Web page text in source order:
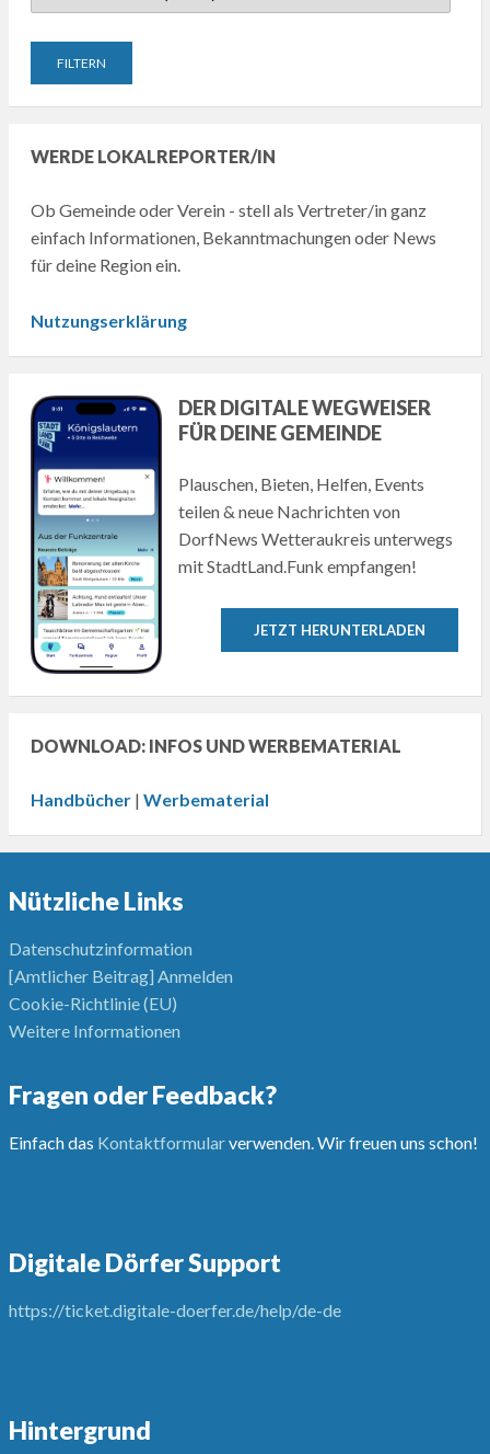
WERDE LOKALREPORTER/IN
Ob Gemeinde oder Verein - stell als Vertreter/in ganz
einfach Informationen, Bekanntmachungen oder News
für deine Region ein.
Nutzungserklärung
DER DIGITALE WEGWEISER
FÜR DEINE GEMEINDE
Plauschen, Bieten, Helfen, Events
teilen & neue Nachrichten von
DorfNews Wetteraukreis unterwegs
mit StadtLand.Funk empfangen!
JETZT HERUNTERLADEN
DOWNLOAD: INFOS UND WERBEMATERIAL
Handbücher| Werbematerial
Nützliche Links
Datenschutzinformation
[Amtlicher Beitrag] Anmelden
Cookie-Richtlinie (EU)
Weitere Informationen
Fragen oder Feedback?
Einfach das Kontaktformularverwenden. Wir freuen uns schon!
Digitale Dörfer Support
https://ticket.digitale-doerfer.de/help/de-de
Hintergrund